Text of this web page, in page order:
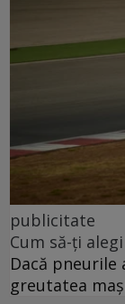
publicitate
Cum să-ți
Dacă
greutatea